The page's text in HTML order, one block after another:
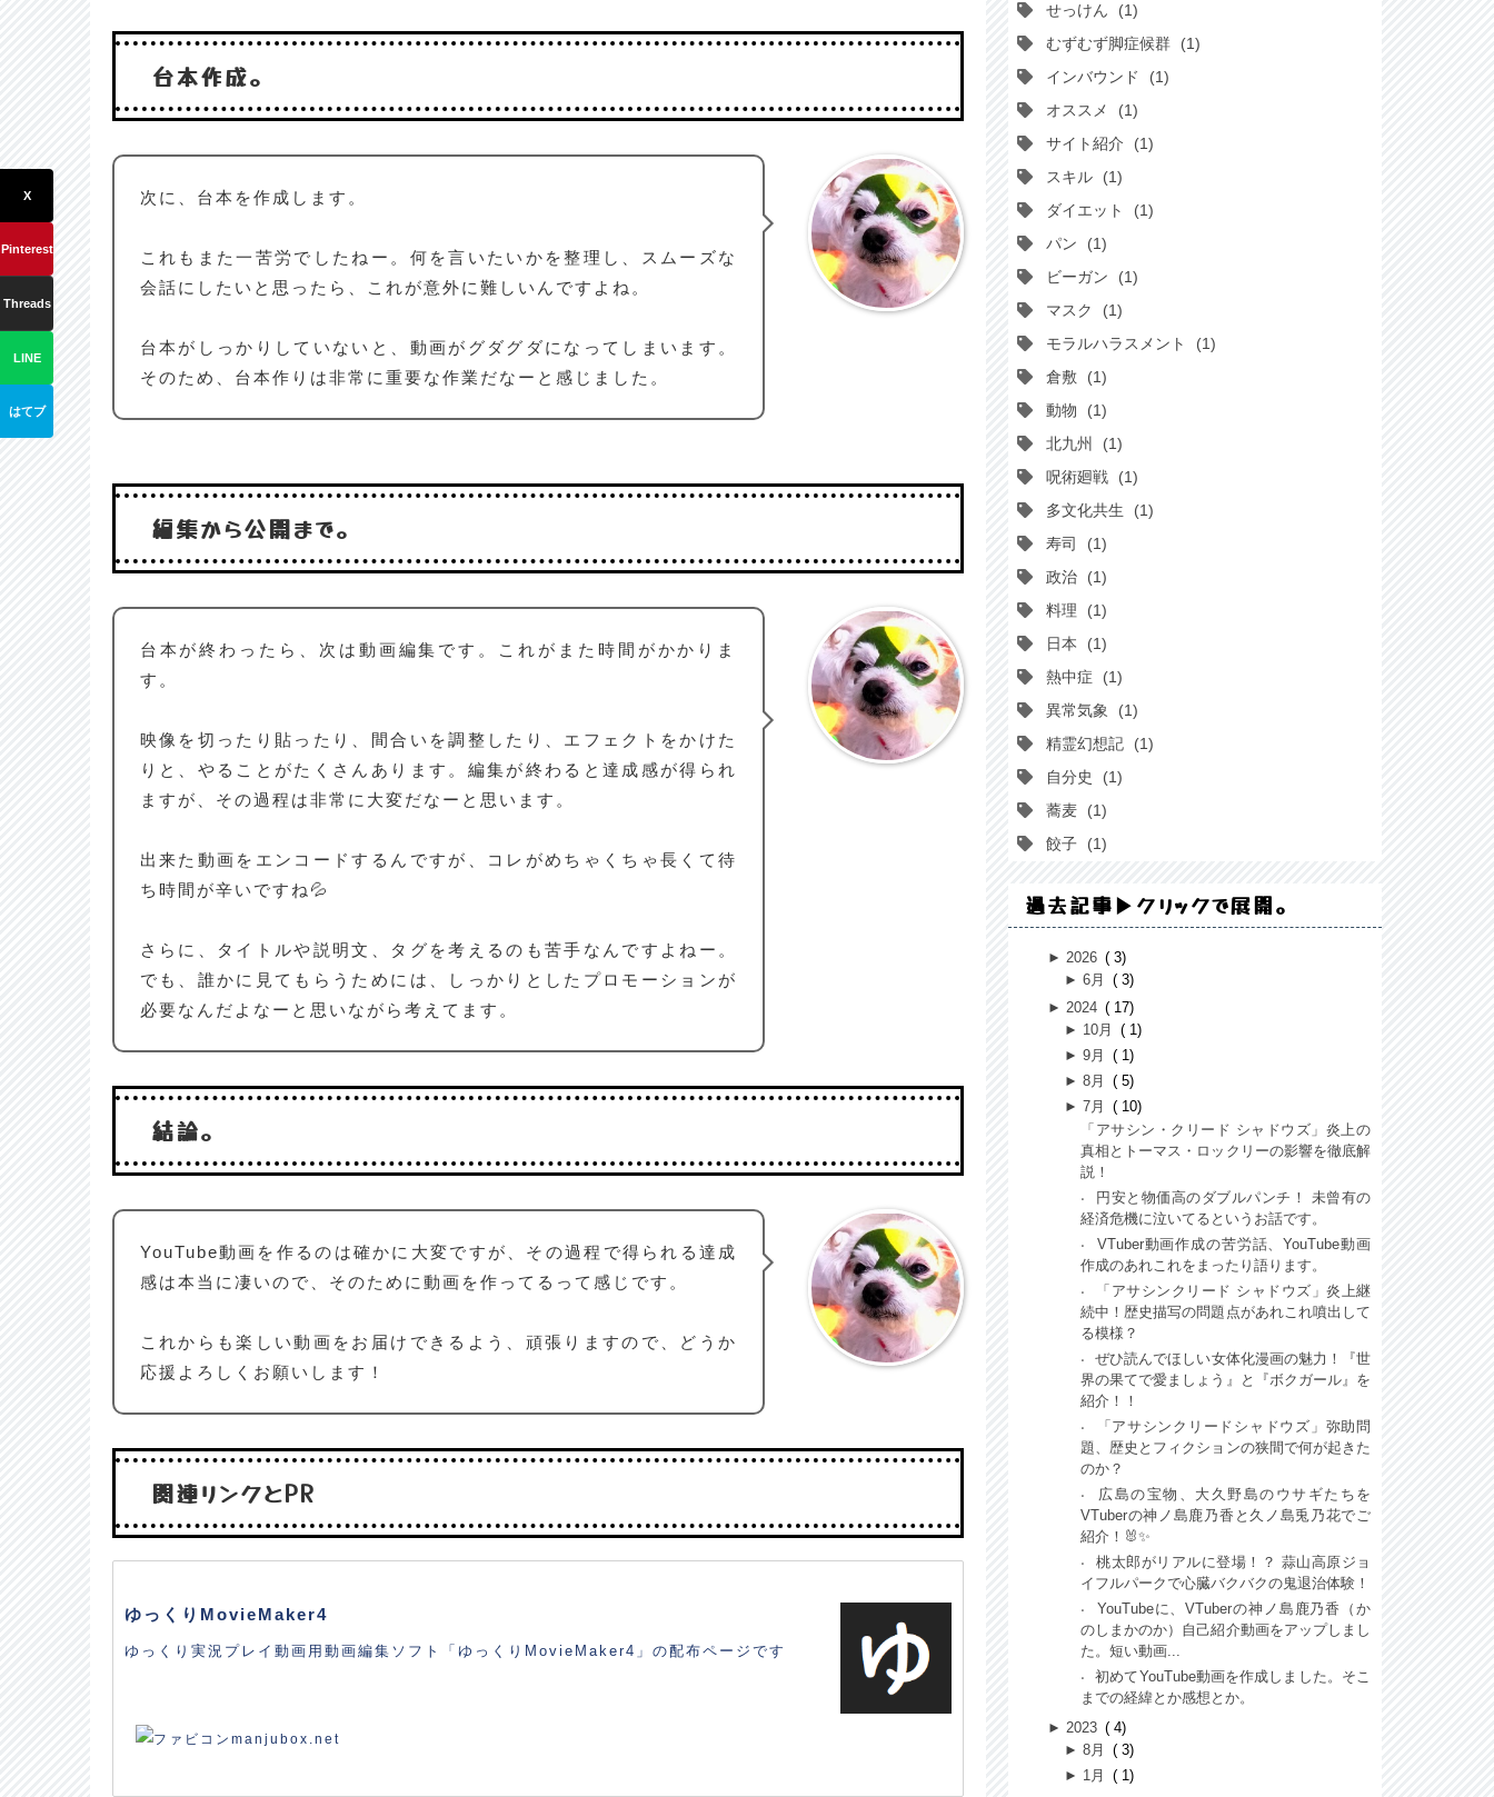
台本作成。
次に、台本を作成します。
これもまた一苦労でしたねー。何を言いたいかを整理し、スムーズな
会話にしたいと思ったら、これが意外に難しいんですよね。
台本がしっかりしていないと、動画がグダグダになってしまいます。
そのため、台本作りは非常に重要な作業だなーと感じました。
編集から公開まで。
台本が終わったら、次は動画編集です。これがまた時間がかかりま
す。
映像を切ったり貼ったり、間合いを調整したり、エフェクトをかけた
りと、やることがたくさんあります。編集が終わると達成感が得られ
ますが、その過程は非常に大変だなーと思います。
出来た動画をエンコードするんですが、コレがめちゃくちゃ長くて待
ち時間が辛いですね💦
さらに、タイトルや説明文、タグを考えるのも苦手なんですよねー。
でも、誰かに見てもらうためには、しっかりとしたプロモーションが
必要なんだよなーと思いながら考えてます。
結論。
YouTube動画を作るのは確かに大変ですが、その過程で得られる達成
感は本当に凄いので、そのために動画を作ってるって感じです。
これからも楽しい動画をお届けできるよう、頑張りますので、どうか
応援よろしくお願いします！
関連リンクとPR
ゆっくりMovieMaker4
ゆっくり実況プレイ動画用動画編集ソフト「ゆっくりMovieMaker4」の配布ページです
manjubox.net
せっけん
1
むずむず脚症候群
1
インバウンド
1
オススメ
1
サイト紹介
1
スキル
1
ダイエット
1
パン
1
ビーガン
1
マスク
1
モラルハラスメント
1
倉敷
1
動物
1
北九州
1
呪術廻戦
1
多文化共生
1
寿司
1
政治
1
料理
1
日本
1
熱中症
1
異常気象
1
精霊幻想記
1
自分史
1
蕎麦
1
餃子
1
過去記事▶クリックで展開。
►2026
3
►6月
3
►2024
17
► 10月
1
►9月
1
►8月
5
►7月
10
「アサシン・クリード シャドウズ」炎上の
真相とトーマス・ロックリーの影響を徹底解
説！
円安と物価高のダブルパンチ！ 未曾有の
経済危機に泣いてるというお話です。
VTuber動画作成の苦労話、YouTube動画
作成のあれこれをまったり語ります。
「アサシンクリード シャドウズ」炎上継
続中！歴史描写の問題点があれこれ噴出して
る模様？
ぜひ読んでほしい女体化漫画の魅力！『世
界の果てで愛ましょう』と『ボクガール』を
紹介！！
「アサシンクリードシャドウズ」弥助問
題、歴史とフィクションの狭間で何が起きた
のか？
広島の宝物、大久野島のウサギたちを
VTuberの神ノ島鹿乃香と久ノ島兎乃花でご
紹介！🐰✨
桃太郎がリアルに登場！？ 蒜山高原ジョ
イフルパークで心臓バクバクの鬼退治体験！
YouTubeに、VTuberの神ノ島鹿乃香（か
のしまかのか）自己紹介動画をアップしまし
た。短い動画...
初めてYouTube動画を作成しました。そこ
までの経緯とか感想とか。
►2023
4
►8月
3
► 1月
1
X
Pinterest
Threads
LINE
はてブ